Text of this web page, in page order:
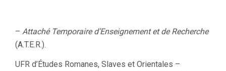
– Attaché Temporaire d’Enseignement et de Recherche
(A.T.E.R.).
UFR d’Études Romanes, Slaves et Orientales –